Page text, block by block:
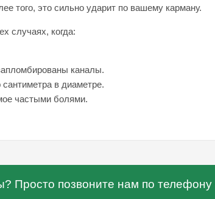
того, это сильно ударит по вашему карману.
случаях, когда:
каналы.
в диаметре.
частыми болями.
Просто позвоните нам по телефону